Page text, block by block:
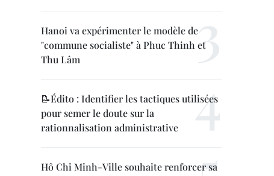
Hanoi va expérimenter le modèle de
"commune socialiste" à Phuc Thinh et
Thu Lâm
📝Édito : Identifier les tactiques utilisées
pour semer le doute sur la
rationnalisation administrative
Hô Chi Minh-Ville souhaite renforcer sa